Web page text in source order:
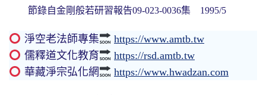
節錄自金剛般若研習報告09-023-0036集 1995/5
淨空老法師專集
https://www.amtb.tw
儒釋道文化教育
https://rsd.amtb.tw
華藏淨宗弘化網
https://www.hwadzan.com